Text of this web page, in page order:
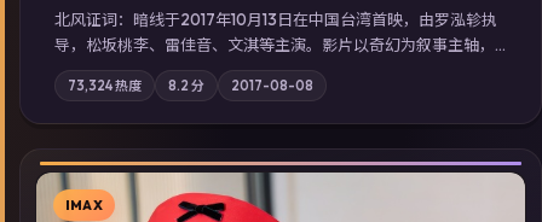
北风证词：暗线于2017年10月13日在中国台湾首映，由罗泓轸执
导，松坂桃李、雷佳音、文淇等主演。影片以奇幻为叙事主轴，
旧案重提，真相与谎言在同一条时间线上交锋；摄影与配乐强化
地域气质；站内亦可通过「国产免费观看高清电视剧在线看」延
展检索同类型高分佳作，畅享高清在线追剧体验。
73,324热度 8.2 分 2017-08-08
IMAX